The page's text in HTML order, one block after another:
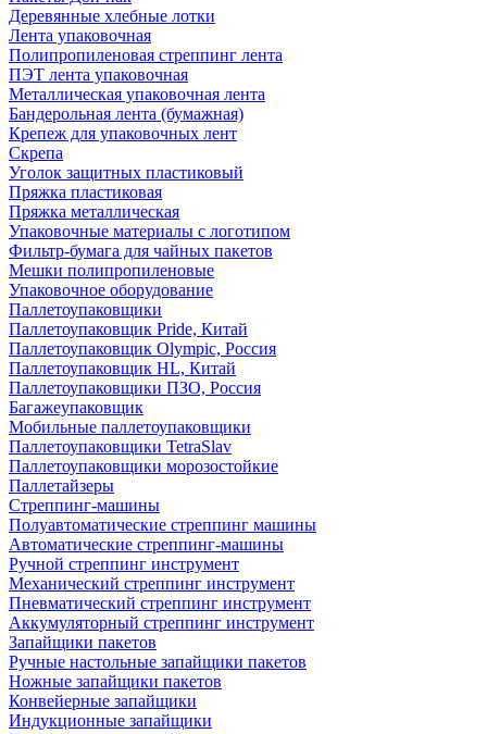
Деревянные хлебные лотки
Лента упаковочная
Полипропиленовая стреппинг лента
ПЭТ лента упаковочная
Металлическая упаковочная лента
Бандерольная лента (бумажная)
Крепеж для упаковочных лент
Скрепа
Уголок защитных пластиковый
Пряжка пластиковая
Пряжка металлическая
Упаковочные материалы с логотипом
Фильтр-бумага для чайных пакетов
Мешки полипропиленовые
Упаковочное оборудование
Паллетоупаковщики
Паллетоупаковщик Pride, Китай
Паллетоупаковщик Olympic, Россия
Паллетоупаковщик HL, Китай
Паллетоупаковщики ПЗО, Россия
Багажеупаковщик
Мобильные паллетоупаковщики
Паллетоупаковщики TetraSlav
Паллетоупаковщики морозостойкие
Паллетайзеры
Стреппинг-машины
Полуавтоматические стреппинг машины
Автоматические стреппинг-машины
Ручной стреппинг инструмент
Механический стреппинг инструмент
Пневматический стреппинг инструмент
Аккумуляторный стреппинг инструмент
Запайщики пакетов
Ручные настольные запайщики пакетов
Ножные запайщики пакетов
Конвейерные запайщики
Индукционные запайщики